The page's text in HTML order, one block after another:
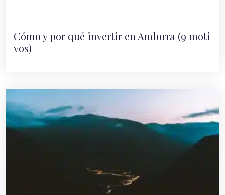
Cómo y por qué invertir en Andorra (9 moti
vos)